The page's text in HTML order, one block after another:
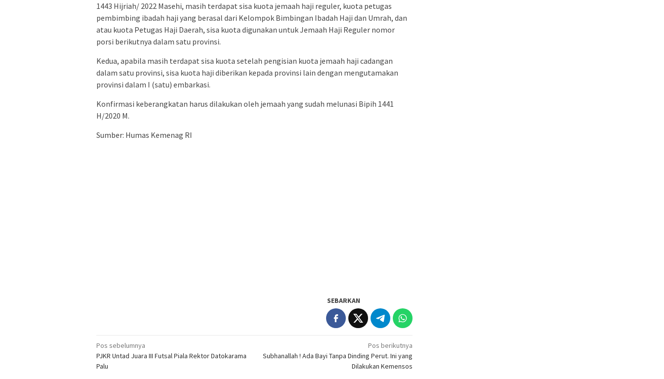
1443 Hijriah/ 2022 Masehi, masih terdapat sisa kuota jemaah haji reguler, kuota petugas
pembimbing ibadah haji yang berasal dari Kelompok Bimbingan Ibadah Haji dan Umrah, dan
atau kuota Petugas Haji Daerah, sisa kuota digunakan untuk Jemaah Haji Reguler nomor
porsi berikutnya dalam satu provinsi.
Kedua, apabila masih terdapat sisa kuota setelah pengisian kuota jemaah haji cadangan
dalam satu provinsi, sisa kuota haji diberikan kepada provinsi lain dengan mengutamakan
provinsi dalam I (satu) embarkasi.
Konfirmasi keberangkatan harus dilakukan oleh jemaah yang sudah melunasi Bipih 1441
H/2020 M.
Sumber: Humas Kemenag RI
SEBARKAN
Navigasi
pos
Pos sebelumnya
PJKR Untad Juara III Futsal Piala Rektor Datokarama
Palu
Pos berikutnya
Subhanallah ! Ada Bayi Tanpa Dinding Perut. Ini yang
Dilakukan Kemensos